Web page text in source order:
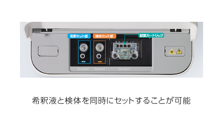
希釈液と検体を同時にセットすることが可能